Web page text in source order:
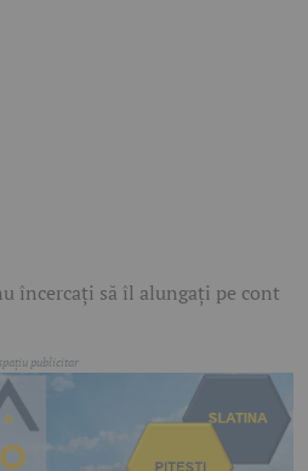
încercați să îl alungați pe cont